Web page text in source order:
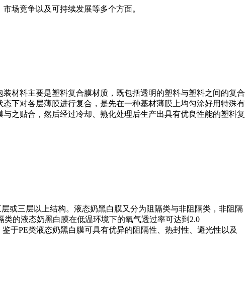
场竞争以及可持续发展等多个方面。
材料主要是塑料复合膜材质，既包括透明的塑料与塑料之间的复合
下对各层薄膜进行复合，是先在一种基材薄膜上均匀涂好用特殊有
之贴合，然后经过冷却、熟化处理后生产出具有优良性能的塑料复
或三层以上结构。液态奶黑白膜又分为阻隔类与非阻隔类，非阻隔
的液态奶黑白膜在低温环境下的氧气透过率可达到2.0
于PE类液态奶黑白膜可具有优异的阻隔性、热封性、避光性以及